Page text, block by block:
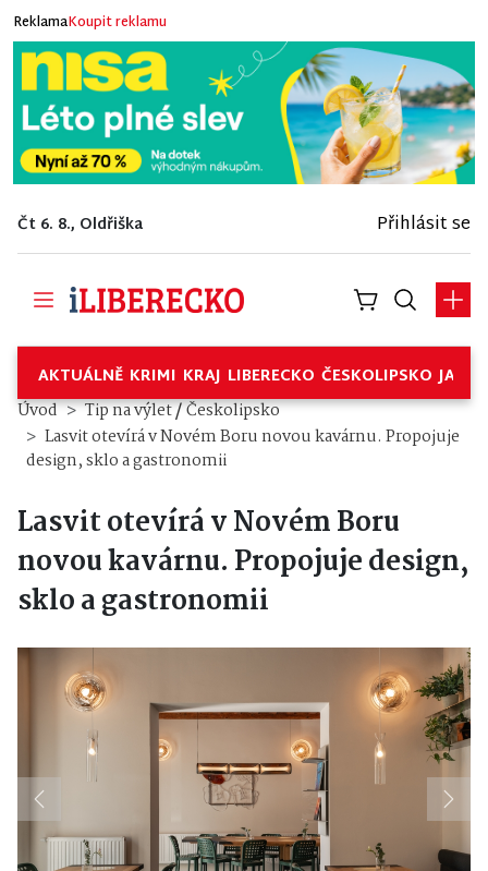
ReklamaKoupit reklamu
Čt 6. 8., Oldřiška Přihlásit se
AKTUÁLNĚ KRIMI KRAJ LIBERECKO ČESKOLIPSKO
Úvod Tip na výlet/Českolipsko
Lasvit otevírá v Novém Boru novou kavárnu. Propojuje
design, sklo a gastronomii
Lasvit otevírá v Novém Boru
novou kavárnu. Propojuje design,
sklo a gastronomii
Previous Next